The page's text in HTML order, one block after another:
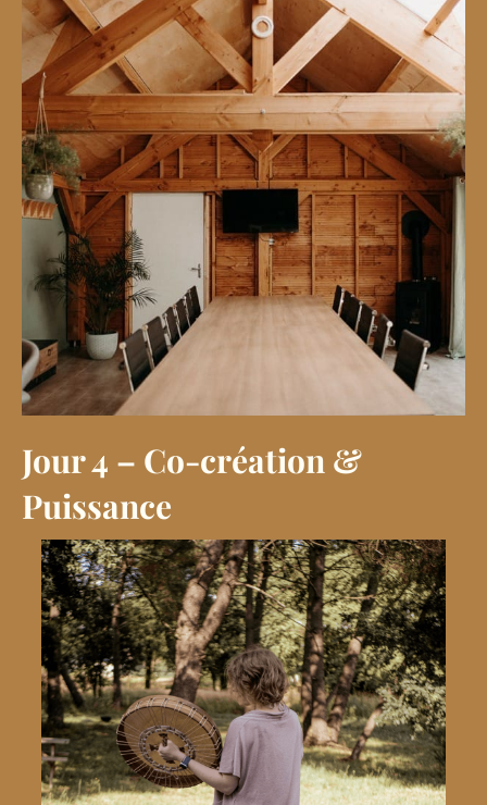
Jour 4 – Co-création &
Puissance